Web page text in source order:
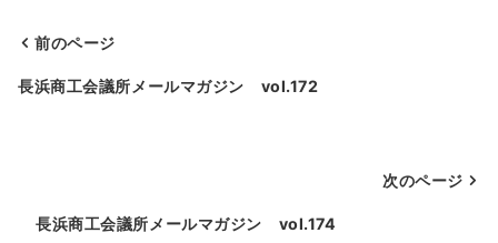
投
ゲ
前のページ
長浜商工会議所メールマガジン vol.172
次のページ
長浜商工会議所メールマガジン vol.174